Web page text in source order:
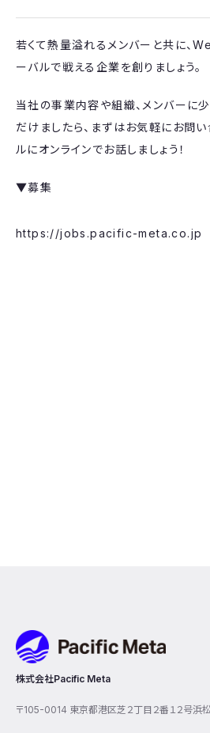
若くて熱量溢れるメンバーと共に、
ーバルで戦える企業を創りましょう。
当社の事業内容や組織、メンバーに
だけましたら、まずはお気軽にお問い
ルにオンラインでお話しましょう！
▼募集
https://jobs.pacific-meta.co.jp
株式会社Pacific Meta
〒105-0014 東京都港区芝２丁目２番１２号浜松